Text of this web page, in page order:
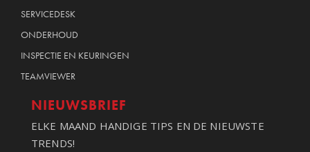
SERVICEDESK
ONDERHOUD
INSPECTIE EN KEURINGEN
TEAMVIEWER
NIEUWSBRIEF
ELKE MAAND HANDIGE TIPS EN DE NIEUWSTE
TRENDS!